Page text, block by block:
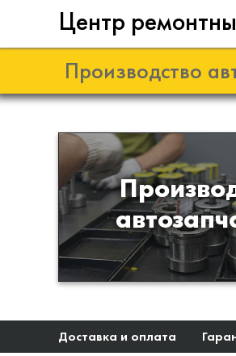
Центр
Производство
производство
эластомеров
Доставка и оплата